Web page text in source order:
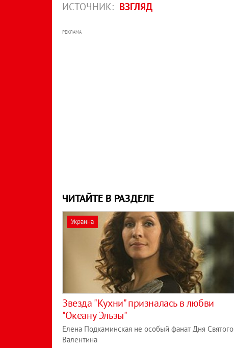
ИСТОЧНИК: ВЗГЛЯД
РЕКЛАМА
ЧИТАЙТЕ В РАЗДЕЛЕ
Украина
Звезда "Кухни" призналась в любви
"Океану Эльзы"
Елена Подкаминская не особый фанат Дня Святого
Валентина